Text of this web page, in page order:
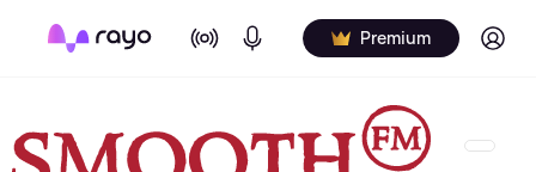
On Air Podcasts Premium Log in